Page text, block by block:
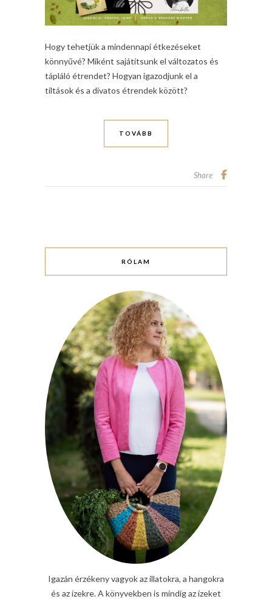
Hogy tehetjük a mindennapi étkezéseket
könnyűvé? Miként sajátítsunk el változatos és
tápláló étrendet? Hogyan igazodjunk el a
tiltások és a divatos étrendek között?
TOVÁBB
Share
RÓLAM
Igazán érzékeny vagyok az illatokra, a hangokra
és az ízekre. A könyvekben is mindig az ízeket